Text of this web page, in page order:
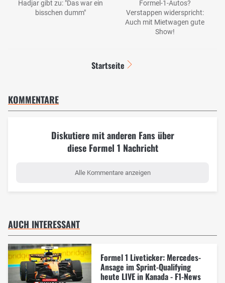
Hadjar gibt zu: "Das war ein
bisschen dumm"
Formel-1-Autos?
Verstappen widerspricht:
Auch mit Mietwagen gute
Show!
Startseite
KOMMENTARE
Diskutiere mit anderen Fans über
diese Formel 1 Nachricht
Alle Kommentare anzeigen
AUCH INTERESSANT
Formel 1 Liveticker: Mercedes-
Ansage im Sprint-Qualifying
heute LIVE in Kanada - F1-News